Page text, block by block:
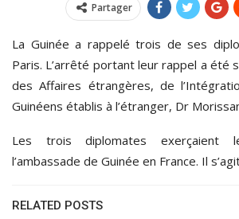
Partager
La Guinée a rappelé trois de ses
Paris. L’arrêté portant leur rappel a été
des Affaires étrangères, de
Guinéens établis à l’étranger, Dr
Les trois diplomates exerçaient
l’ambassade de Guinée en France. Il
RELATED POSTS